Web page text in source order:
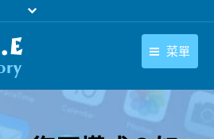
菜單
繁體中文